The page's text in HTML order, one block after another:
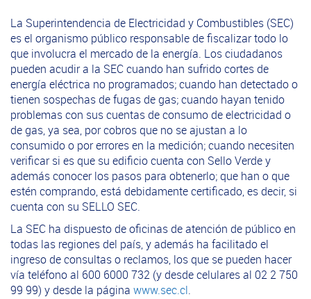
La Superintendencia de Electricidad y Combustibles (SEC)
es el organismo público responsable de fiscalizar todo lo
que involucra el mercado de la energía. Los ciudadanos
pueden acudir a la SEC cuando han sufrido cortes de
energía eléctrica no programados; cuando han detectado o
tienen sospechas de fugas de gas; cuando hayan tenido
problemas con sus cuentas de consumo de electricidad o
de gas, ya sea, por cobros que no se ajustan a lo
consumido o por errores en la medición; cuando necesiten
verificar si es que su edificio cuenta con Sello Verde y
además conocer los pasos para obtenerlo; que han o que
estén comprando, está debidamente certificado, es decir, si
cuenta con su SELLO SEC.
La SEC ha dispuesto de oficinas de atención de público en
todas las regiones del país, y además ha facilitado el
ingreso de consultas o reclamos, los que se pueden hacer
vía teléfono al 600 6000 732 (y desde celulares al 02 2 750
99 99) y desde la página www.sec.cl.